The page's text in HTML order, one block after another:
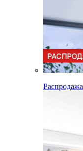
Распродажа